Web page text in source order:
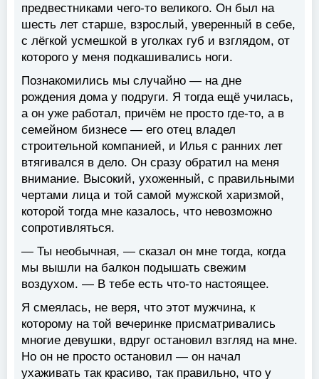
предвестниками чего-то великого. Он был на
шесть лет старше, взрослый, уверенный в себе,
с лёгкой усмешкой в уголках губ и взглядом, от
которого у меня подкашивались ноги.
Познакомились мы случайно — на дне
рождения дома у подруги. Я тогда ещё училась,
а он уже работал, причём не просто где-то, а в
семейном бизнесе — его отец владел
строительной компанией, и Илья с ранних лет
втягивался в дело. Он сразу обратил на меня
внимание. Высокий, ухоженный, с правильными
чертами лица и той самой мужской харизмой,
которой тогда мне казалось, что невозможно
сопротивляться.
— Ты необычная, — сказал он мне тогда, когда
мы вышли на балкон подышать свежим
воздухом. — В тебе есть что-то настоящее.
Я смеялась, не веря, что этот мужчина, к
которому на той вечеринке присматривались
многие девушки, вдруг остановил взгляд на мне.
Но он не просто остановил — он начал
ухаживать так красиво, так правильно, что у